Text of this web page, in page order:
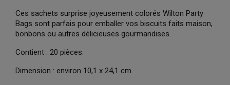
Ces sachets surprise joyeusement colorés Wilton Party
Bags sont parfais pour emballer vos biscuits faits maison,
bonbons ou autres délicieuses gourmandises.
Contient : 20 pièces.
Dimension : environ 10,1 x 24,1 cm.